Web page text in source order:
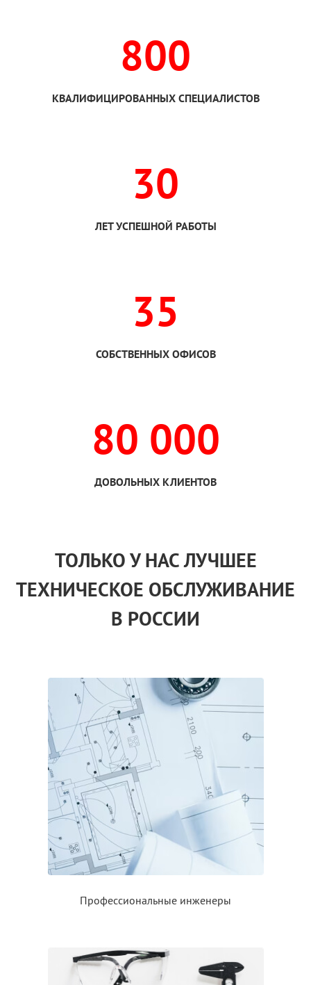
800
КВАЛИФИЦИРОВАННЫХ СПЕЦИАЛИСТОВ
30
ЛЕТ УСПЕШНОЙ РАБОТЫ
35
СОБСТВЕННЫХ ОФИСОВ
80 000
ДОВОЛЬНЫХ КЛИЕНТОВ
ТОЛЬКОУ НАСЛУЧШЕЕ
ТЕХНИЧЕСКОЕ ОБСЛУЖИВАНИЕ
В РОССИИ
Профессиональные инженеры